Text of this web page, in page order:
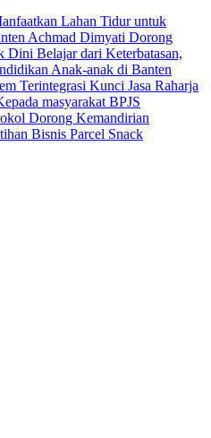
Lahan Tidur untuk
Achmad Dimyati Dorong
Dini Belajar dari Keterbatasan,
Anak-anak di Banten
Terintegrasi Kunci Jasa Raharja
masyarakat BPJS
Dorong Kemandirian
Bisnis Parcel Snack